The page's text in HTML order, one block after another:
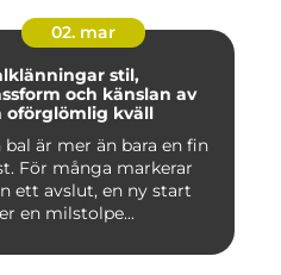
02. mar
stil,
och känslan av
oförglömlig kväll
bal är mer än bara en fin
För många markerar
ett avslut, en ny start
en milstolpe...